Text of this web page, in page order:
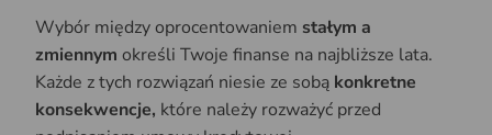
Wybór między oprocentowaniem stałym a
zmiennym określi Twoje finanse na najbliższe lata.
Każde z tych rozwiązań niesie ze sobą konkretne
konsekwencje, które należy rozważyć przed